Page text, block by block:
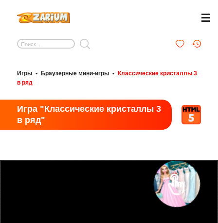
Игры • Браузерные мини-игры •
Классические кристаллы 3
в ряд
Игра "Классические кристаллы 3
в ряд"